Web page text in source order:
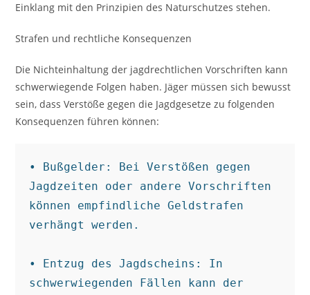
Einklang mit den Prinzipien des Naturschutzes stehen.
Strafen und rechtliche Konsequenzen
Die Nichteinhaltung der jagdrechtlichen Vorschriften kann
schwerwiegende Folgen haben. Jäger müssen sich bewusst
sein, dass Verstöße gegen die Jagdgesetze zu folgenden
Konsequenzen führen können:
• Bußgelder: Bei Verstößen gegen
Jagdzeiten oder andere Vorschriften
können empfindliche Geldstrafen
verhängt werden.
• Entzug des Jagdscheins: In
schwerwiegenden Fällen kann der